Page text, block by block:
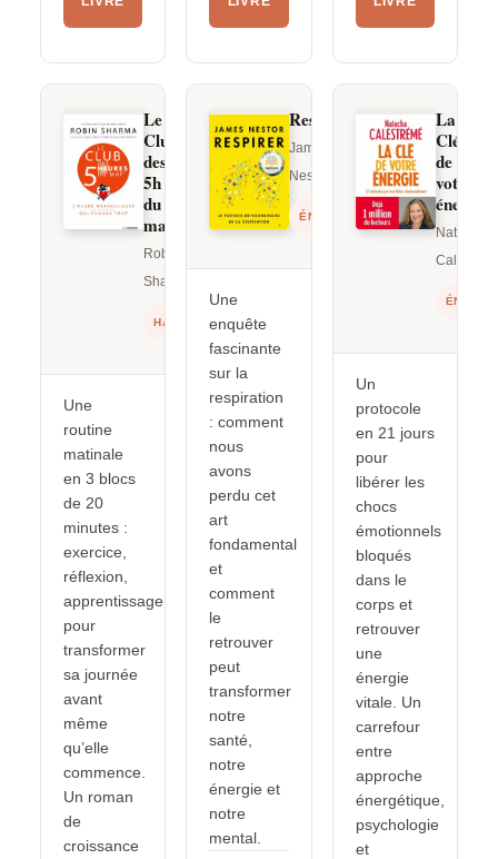
Le
Club
des
5h
du
mat’
Robin
Sharma
HABITUDES
Une
routine
matinale
en 3 blocs
de 20
minutes :
exercice,
réflexion,
apprentissage
pour
transformer
sa journée
avant
même
qu’elle
commence.
Un roman
de
croissance
Respire
James
Nestor
ÉNERGIE
Une
enquête
fascinante
sur la
respiration
: comment
nous
avons
perdu cet
art
fondamental
et
comment
le
retrouver
peut
transformer
notre
santé,
notre
énergie et
notre
mental.
La
Clé
de
votre
énergie
Natacha
Un
protocole
en 21 jours
pour
libérer les
chocs
émotionnels
bloqués
dans le
corps et
retrouver
une
énergie
vitale. Un
carrefour
entre
approche
énergétique,
psychologie
et